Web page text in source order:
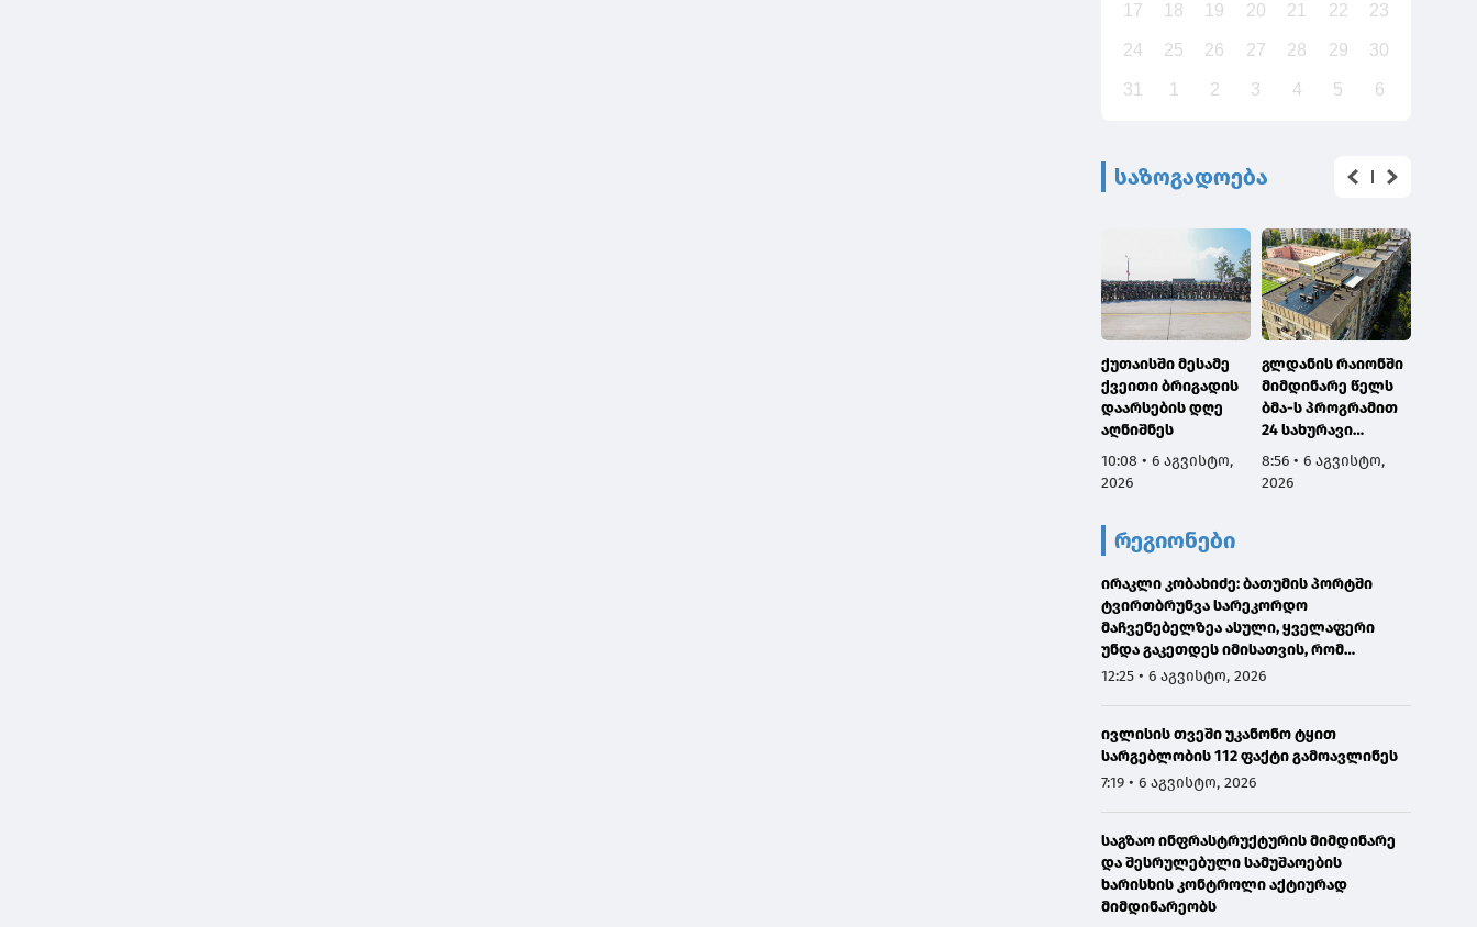
17 18 19 20 21 22 23
24 25 26 27 28 29 30
31 1 2 3 4 5 6
საზოგადოება
ქუთაისში მესამე
ქვეითი ბრიგადის
დაარსების დღე
აღნიშნეს
10:08 • 6 აგვისტო,
2026
გლდანის რაიონში
მიმდინარე წელს
ბმა-ს პროგრამით
24 სახურავი
რეაბილიტირდა
8:56 • 6 აგვისტო,
2026
რეგიონები
ირაკლი კობახიძე: ბათუმის პორტში
ტვირთბრუნვა სარეკორდო
მაჩვენებელზეა ასული, ყველაფერი
უნდა გაკეთდეს იმისათვის, რომ
მომავალში ჩვენი საპორტო
12:25 • 6 აგვისტო, 2026
ივლისის თვეში უკანონო ტყით
სარგებლობის 112 ფაქტი გამოავლინეს
7:19 • 6 აგვისტო, 2026
საგზაო ინფრასტრუქტურის მიმდინარე
და შესრულებული სამუშაოების
ხარისხის კონტროლი აქტიურად
მიმდინარეობს